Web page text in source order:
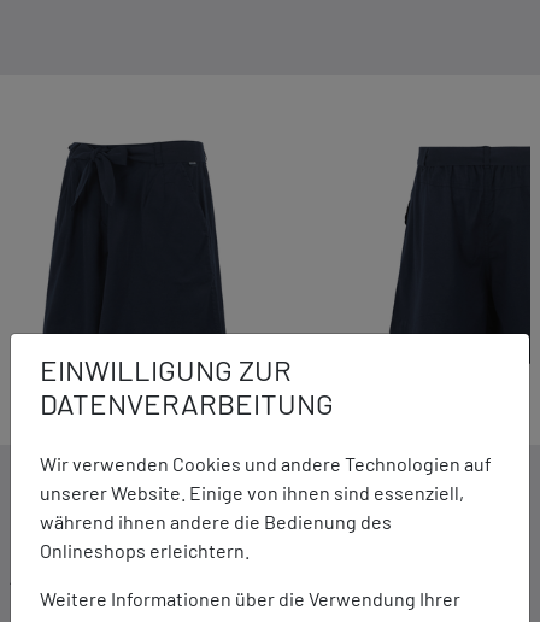
EINWILLIGUNG ZUR
DATENVERARBEITUNG
Wir verwenden Cookies und andere Technologien auf
unserer Website. Einige von ihnen sind essenziell,
während ihnen andere die Bedienung des
Onlineshops erleichtern.
Weitere Informationen über die Verwendung Ihrer
DETAILS ZUM PRODUKT
Leichtes Gewebe Baumwoll-/Leinenmix, 110 g/m²